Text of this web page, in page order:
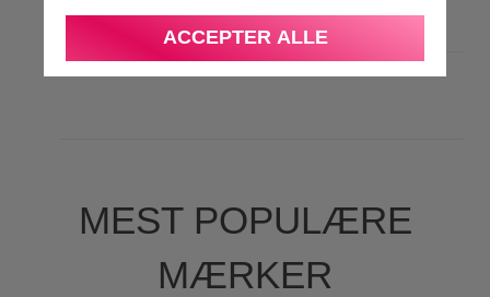
ACCEPTER ALLE
MEST POPULÆRE
MÆRKER